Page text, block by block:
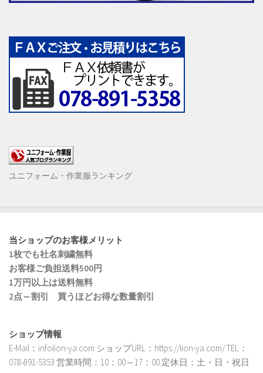
ユニフォーム・作業服ランキング
当ショップのお客様メリット
1枚でも社名刺繍無料
お客様ご負担送料500円
1万円以上は送料無料
2点～割引 買うほどお得な数量割引
ショップ情報
E-Mail：infolion-ya.com ショップURL：https://lion-ya.com/ TEL：
078-891-5353 営業時間：10：00～17：00 定休日：土・日・祝日